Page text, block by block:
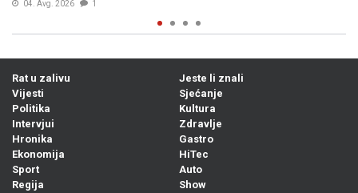
Rat u zalivu
Vijesti
Politika
Intervjui
Hronika
Ekonomija
Sport
Regija
Jeste li znali
Sjećanje
Kultura
Zdravlje
Gastro
HiTec
Auto
Show